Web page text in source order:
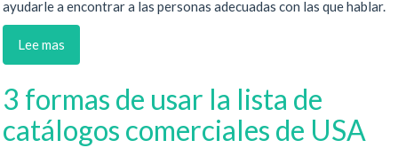
ayudarle a encontrar a las personas adecuadas con las que hablar.
Lee mas
3 formas de usar la lista de
catálogos comerciales de USA